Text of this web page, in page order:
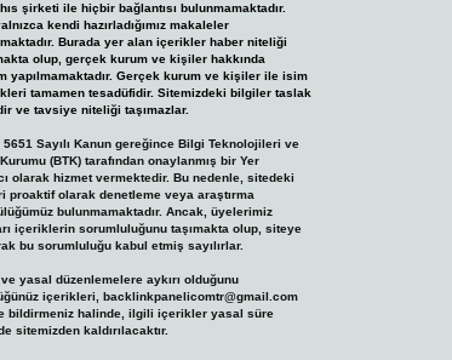
şirketi ile hiçbir bağlantısı bulunmamaktadır.
kendi hazırladığımız makaleler
Burada yer alan içerikler haber niteliği
olup, gerçek kurum ve kişiler hakkında
yapılmamaktadır. Gerçek kurum ve kişiler ile isim
tamamen tesadüfidir. Sitemizdeki bilgiler taslak
ve tavsiye niteliği taşımazlar.
5651 Sayılı Kanun gereğince Bilgi Teknolojileri ve
(BTK) tarafından onaylanmış bir Yer
olarak hizmet vermektedir. Bu nedenle, sitedeki
proaktif olarak denetleme veya araştırma
bulunmamaktadır. Ancak, üyelerimiz
içeriklerin sorumluluğunu taşımakta olup, siteye
bu sorumluluğu kabul etmiş sayılırlar.
ve yasal düzenlemelere aykırı olduğunu
içerikleri, backlinkpanelicomtr@gmail.com
bildirmeniz halinde, ilgili içerikler yasal süre
sitemizden kaldırılacaktır.